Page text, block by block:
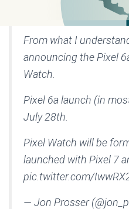
Google I/O ’22 👇
From what I
announcing the Pixel
Watch.
Pixel 6a launch (in
July 28th.
Pixel Watch will be
launched with Pixel 7
pic.twitter.com/
— Jon Prosser